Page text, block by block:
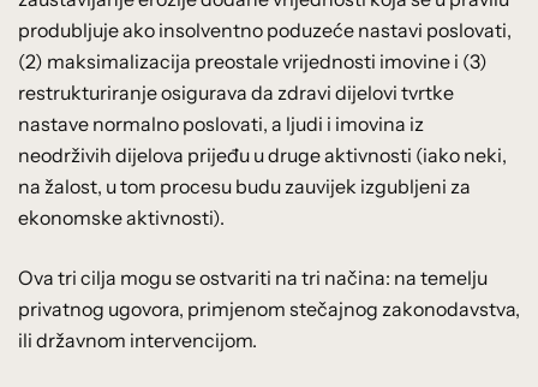
produbljuje ako insolventno poduzeće nastavi poslovati,
(2) maksimalizacija preostale vrijednosti imovine i (3)
restrukturiranje osigurava da zdravi dijelovi tvrtke
nastave normalno poslovati, a ljudi i imovina iz
neodrživih dijelova prijeđu u druge aktivnosti (iako neki,
na žalost, u tom procesu budu zauvijek izgubljeni za
ekonomske aktivnosti).
Ova tri cilja mogu se ostvariti na tri načina: na temelju
privatnog ugovora, primjenom stečajnog zakonodavstva,
ili državnom intervencijom.